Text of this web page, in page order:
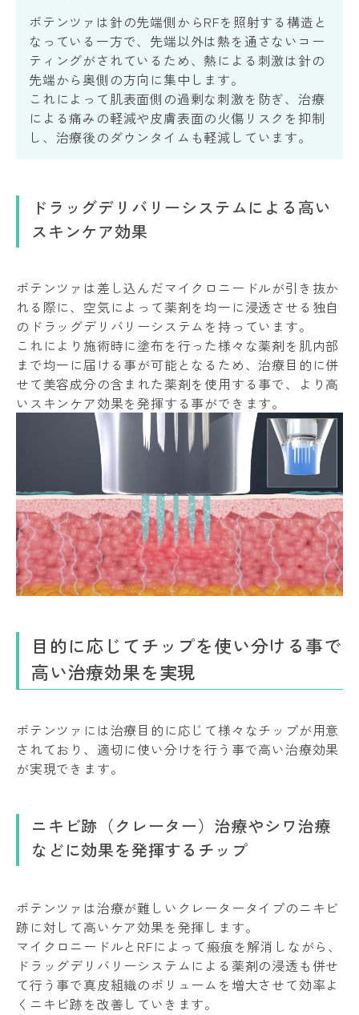
ポテンツァは針の先端側からRFを照射する構造と
なっている一方で、先端以外は熱を通さないコー
ティングがされているため、熱による刺激は針の
先端から奥側の方向に集中します。
これによって肌表面側の過剰な刺激を防ぎ、治療
による痛みの軽減や皮膚表面の火傷リスクを抑制
し、治療後のダウンタイムも軽減しています。
ドラッグデリバリーシステムによる高い
スキンケア効果
ポテンツァは差し込んだマイクロニードルが引き抜か
れる際に、空気によって薬剤を均一に浸透させる独自
のドラッグデリバリーシステムを持っています。
これにより施術時に塗布を行った様々な薬剤を肌内部
まで均一に届ける事が可能となるため、治療目的に併
せて美容成分の含まれた薬剤を使用する事で、より高
いスキンケア効果を発揮する事ができます。
目的に応じてチップを使い分ける事で
高い治療効果を実現
ポテンツァには治療目的に応じて様々なチップが用意
されており、適切に使い分けを行う事で高い治療効果
が実現できます。
ニキビ跡（クレーター）治療やシワ治療
などに効果を発揮するチップ
ポテンツァは治療が難しいクレータータイプのニキビ
跡に対して高いケア効果を発揮します。
マイクロニードルとRFによって瘢痕を解消しながら、
ドラッグデリバリーシステムによる薬剤の浸透も併せ
て行う事で真皮組織のボリュームを増大させて効率よ
くニキビ跡を改善していきます。